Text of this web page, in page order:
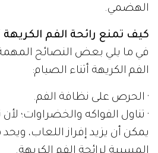
الهضمي.
كيف تمنع رائحة الفم الكريهة
في ما يلي بعض النصائح
الفم الكريهة أثناء الصيام:
· الحرص على نظافة الفم.
· تناول الفواكه والخضراوات؛
يمكن أن يزيد إفراز اللعاب، ويحد